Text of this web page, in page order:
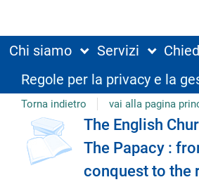
Chi siamo Servizi
Regole per la privacy e la
Torna indietro vai alla pagina
Dettaglio
del
copertina
The English
The Papacy :
conquest to the